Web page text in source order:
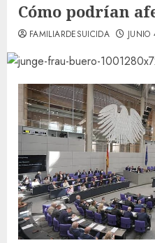
Cómo podrían
FAMILIARDESUICIDA